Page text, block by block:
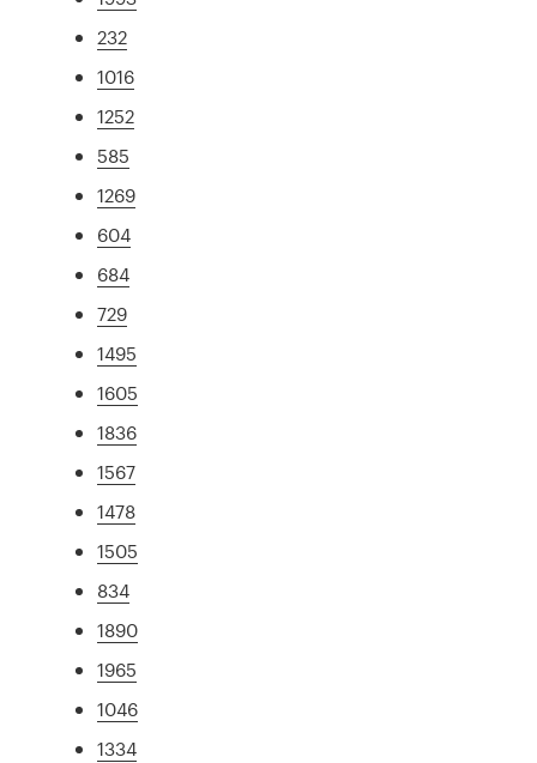
232
1016
1252
585
1269
604
684
729
1495
1605
1836
1567
1478
1505
834
1890
1965
1046
1334